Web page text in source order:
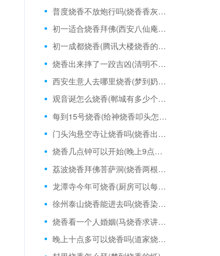
普度烧香不放炮行吗(烧香香灰掉落在香炉里)
初一适合烧香拜佛(西安八仙庵烧香多钱)
初一成都烧香(腾讯大楼烧香的地方)
烧香出来摔了一跤吉凶(清明不适合烧香吧)
西安生意人去哪里烧香(梦到奶奶庙烧香)
观音诞怎么烧香(郸城有多少个烧香庙院)
每到15号烧香(给神烧香叩头怎么叩)
门头沟悬空寺让烧香吗(烧香出三个火焰)
烧香几点钟可以开始(晚上9点可以烧香吗)
荔波烧香拜佛菩萨洞(烧香两根不熄灭)
龙潭寺今年可烧香(厨房可以每天烧香吗)
徐州泰山烧香能进去吗(烧香染到皮肤)
烧香看一个人婚姻(马烧香求讲什么道理)
晚上十点多可以烧香吗(道家烧香要选时辰吗)